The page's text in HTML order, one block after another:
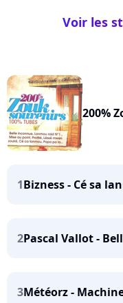
Voir les
200%
1Bizness - Cé sa
2Pascal Vallot -
3Météorz -